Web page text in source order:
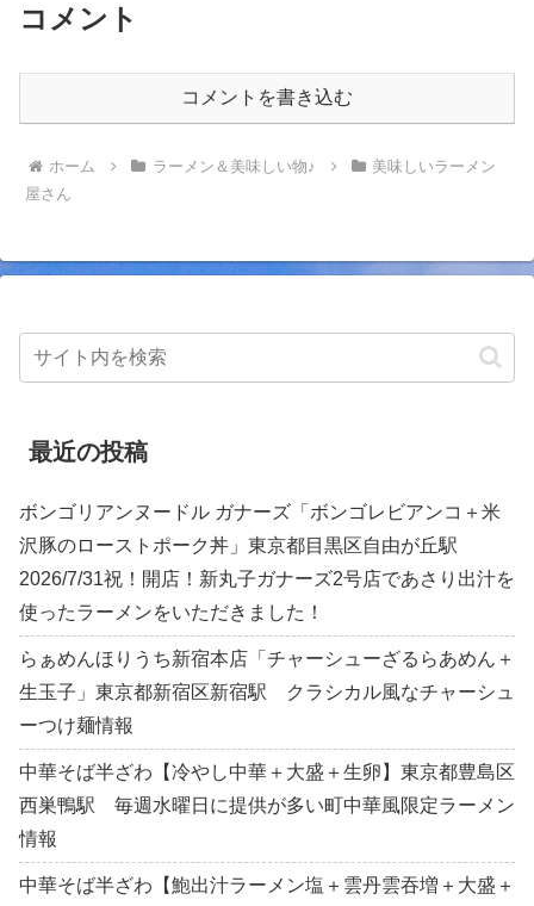
コメント
コメントを書き込む
ホーム ラーメン＆美味しい物♪
美味しいラーメン
屋さん
最近の投稿
ボンゴリアンヌードル ガナーズ「ボンゴレビアンコ＋米
沢豚のローストポーク丼」東京都目黒区自由が丘駅
2026/7/31祝！開店！新丸子ガナーズ2号店であさり出汁を
使ったラーメンをいただきました！
らぁめんほりうち新宿本店「チャーシューざるらあめん＋
生玉子」東京都新宿区新宿駅 クラシカル風なチャーシュ
ーつけ麺情報
中華そば半ざわ【冷やし中華＋大盛＋生卵】東京都豊島区
西巣鴨駅 毎週水曜日に提供が多い町中華風限定ラーメン
情報
中華そば半ざわ【鮑出汁ラーメン塩＋雲丹雲吞増＋大盛＋